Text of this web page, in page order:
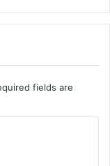
fields are